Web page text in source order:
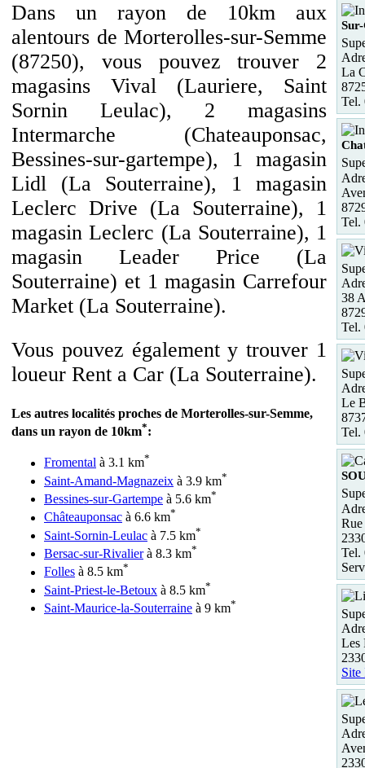
Dans un rayon de 10km aux
alentours de Morterolles-sur-Semme
(87250), vous pouvez trouver 2
magasins Vival (Lauriere, Saint
Sornin Leulac), 2 magasins
Intermarche (Chateauponsac,
Bessines-sur-gartempe), 1 magasin
Lidl (La Souterraine), 1 magasin
Leclerc Drive (La Souterraine), 1
magasin Leclerc (La Souterraine), 1
magasin Leader Price (La
Souterraine) et 1 magasin Carrefour
Market (La Souterraine).
Vous pouvez également y trouver 1
loueur Rent a Car (La Souterraine).
Les autres localités proches de Morterolles-sur-Semme,
dans un rayon de 10km*:
Fromental à 3.1 km*
Saint-Amand-Magnazeix à 3.9 km*
Bessines-sur-Gartempe à 5.6 km*
Châteauponsac à 6.6 km*
Saint-Sornin-Leulac à 7.5 km*
Bersac-sur-Rivalierà 8.3 km*
Folles à 8.5 km*
Saint-Priest-le-Betoux à 8.5 km*
Saint-Maurice-la-Souterraine à 9 km*
La
Tel.
Tel.
38
Tel.
Le
Tel.
Tel.
Les
Site